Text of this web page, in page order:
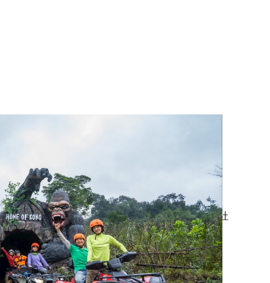
风芽-格邦是越南首个跨界自然遗产。图自越通社